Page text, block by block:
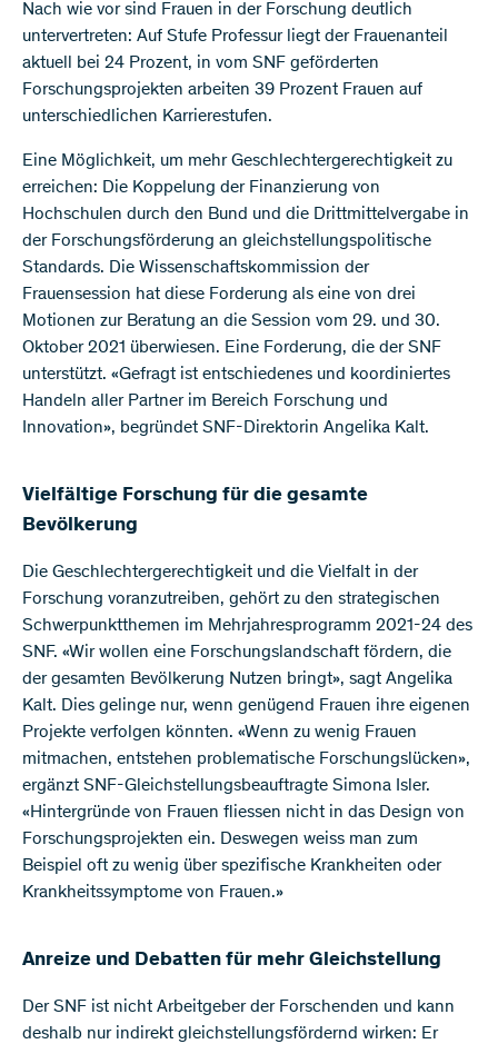
Nach wie vor sind Frauen in der Forschung deutlich
untervertreten: Auf Stufe Professur liegt der Frauenanteil
aktuell bei 24 Prozent, in vom SNF geförderten
Forschungsprojekten arbeiten 39 Prozent Frauen auf
unterschiedlichen Karrierestufen.
Eine Möglichkeit, um mehr Geschlechtergerechtigkeit zu
erreichen: Die Koppelung der Finanzierung von
Hochschulen durch den Bund und die Drittmittelvergabe in
der Forschungsförderung an gleichstellungspolitische
Standards. Die Wissenschaftskommission der
Frauensession hat diese Forderung als eine von drei
Motionen zur Beratung an die Session vom 29. und 30.
Oktober 2021 überwiesen. Eine Forderung, die der SNF
unterstützt. «Gefragt ist entschiedenes und koordiniertes
Handeln aller Partner im Bereich Forschung und
Innovation», begründet SNF-Direktorin Angelika Kalt.
Vielfältige Forschung für die gesamte
Bevölkerung
Die Geschlechtergerechtigkeit und die Vielfalt in der
Forschung voranzutreiben, gehört zu den strategischen
Schwerpunktthemen im Mehrjahresprogramm 2021-24 des
SNF. «Wir wollen eine Forschungslandschaft fördern, die
der gesamten Bevölkerung Nutzen bringt», sagt Angelika
Kalt. Dies gelinge nur, wenn genügend Frauen ihre eigenen
Projekte verfolgen könnten. «Wenn zu wenig Frauen
mitmachen, entstehen problematische Forschungslücken»,
ergänzt SNF-Gleichstellungsbeauftragte Simona Isler.
«Hintergründe von Frauen fliessen nicht in das Design von
Forschungsprojekten ein. Deswegen weiss man zum
Beispiel oft zu wenig über spezifische Krankheiten oder
Krankheitssymptome von Frauen.»
Anreize und Debatten für mehr Gleichstellung
Der SNF ist nicht Arbeitgeber der Forschenden und kann
deshalb nur indirekt gleichstellungsfördernd wirken: Er